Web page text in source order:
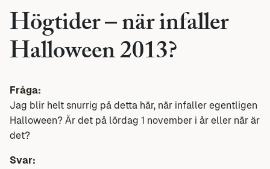
Högtider – när infaller
Halloween 2013?
Fråga:
Jag blir helt snurrig på detta här, när infaller egentligen
Halloween? Är det på lördag 1 november i år eller när är
det?
Svar: